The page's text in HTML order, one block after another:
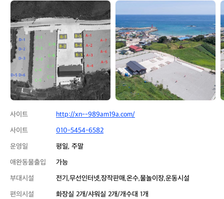
사
계
오
토
캠
핑
장
사
계
오
토
캠
핑
장
사이트
http://xn--989am19a.com/
사이트
010-5454-6582
운영일
평일, 주말
애완동물출입
가능
부대시설
전기,무선인터넷,장작판매,온수,물놀이장,운동시설
편의시설
화장실 2개/샤워실 2개/개수대 1개